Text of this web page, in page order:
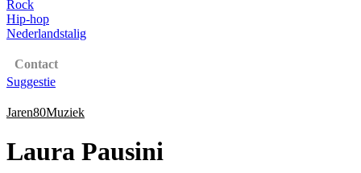
Rock
Hip-hop
Nederlandstalig
Contact
Suggestie
Jaren80Muziek
Laura Pausini